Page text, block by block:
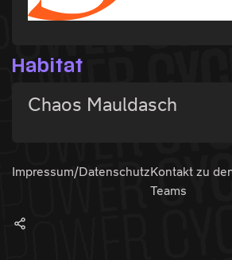
Habitat
Chaos Mauldasch
Impressum/DatenschutzKontakt zu
Teams